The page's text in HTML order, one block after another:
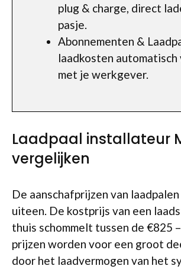
plug & charge, direct
pasje.
Abonnementen &
laadkosten automatisch
met je werkgever.
Laadpaal installateur
vergelijken
De aanschafprijzen van
uiteen. De kostprijs van een
thuis schommelt tussen de €825
prijzen worden voor een groot
door het laadvermogen van het